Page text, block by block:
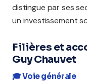
distingue par ses
un investissement
Filières et
Guy Chauvet
🎓 Voie générale